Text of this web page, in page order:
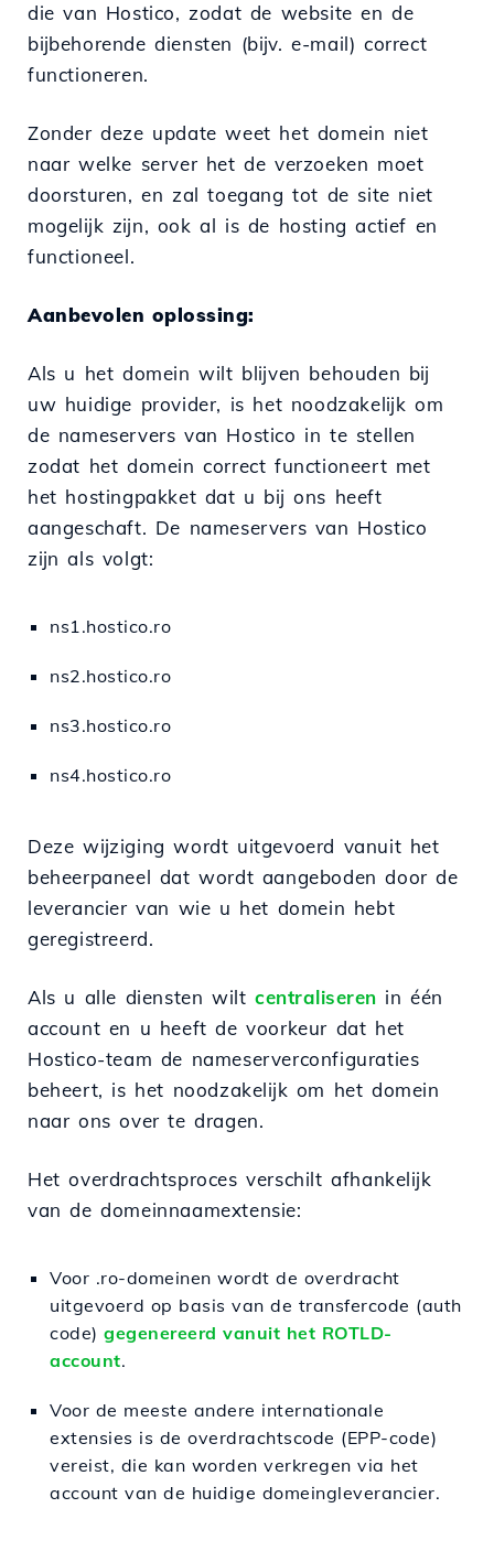
die van Hostico, zodat de website en de
bijbehorende diensten (bijv. e-mail) correct
functioneren.
Zonder deze update weet het domein niet
naar welke server het de verzoeken moet
doorsturen, en zal toegang tot de site niet
mogelijk zijn, ook al is de hosting actief en
functioneel.
Aanbevolen oplossing:
Als u het domein wilt blijven behouden bij
uw huidige provider, is het noodzakelijk om
de nameservers van Hostico in te stellen
zodat het domein correct functioneert met
het hostingpakket dat u bij ons heeft
aangeschaft. De nameservers van Hostico
zijn als volgt:
ns1.hostico.ro
ns2.hostico.ro
ns3.hostico.ro
ns4.hostico.ro
Deze wijziging wordt uitgevoerd vanuit het
beheerpaneel dat wordt aangeboden door de
leverancier van wie u het domein hebt
geregistreerd.
Als u alle diensten wilt centraliseren in één
account en u heeft de voorkeur dat het
Hostico-team de nameserverconfiguraties
beheert, is het noodzakelijk om het domein
naar ons over te dragen.
Het overdrachtsproces verschilt afhankelijk
van de domeinnaamextensie:
Voor .ro-domeinen wordt de overdracht
uitgevoerd op basis van de transfercode (auth
code) gegenereerd vanuit het ROTLD-
account.
Voor de meeste andere internationale
extensies is de overdrachtscode (EPP-code)
vereist, die kan worden verkregen via het
account van de huidige domeingleverancier.